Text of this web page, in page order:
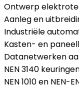
Ontwerp
Aanleg en
Industriële
Kasten- en
Datanetwerken
NEN 3140
NEN 1010 en NEN-